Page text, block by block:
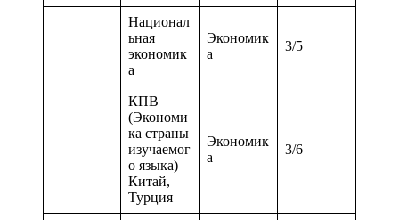
Национал
ьная
экономик
а
Экономик
а
3/5
КПВ
(Экономи
ка страны
изучаемог
о языка) –
Китай,
Турция
Экономик
а
3/6